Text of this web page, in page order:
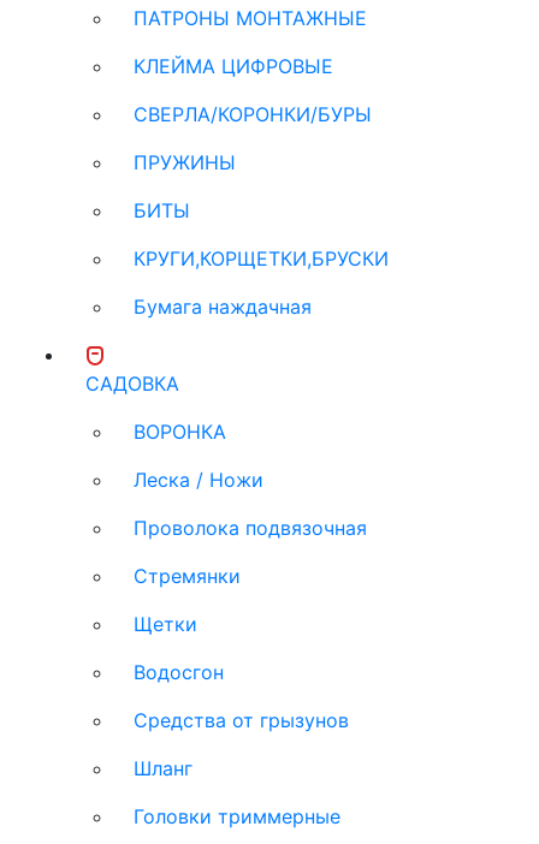
ПАТРОНЫ МОНТАЖНЫЕ
КЛЕЙМА ЦИФРОВЫЕ
СВЕРЛА/КОРОНКИ/БУРЫ
ПРУЖИНЫ
БИТЫ
КРУГИ,КОРЩЕТКИ,БРУСКИ
Бумага наждачная
САДОВКА
ВОРОНКА
Леска / Ножи
Проволока подвязочная
Стремянки
Щетки
Водосгон
Средства от грызунов
Шланг
Головки триммерные